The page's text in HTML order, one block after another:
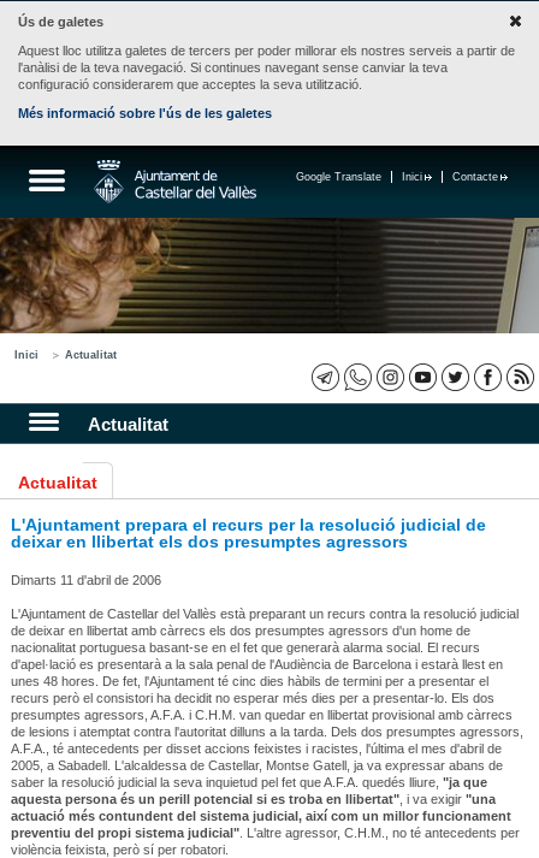
Ús de galetes
Aquest lloc utilitza galetes de tercers per poder millorar els nostres serveis a partir de
l'anàlisi de la teva navegació. Si continues navegant sense canviar la teva
configuració considerarem que acceptes la seva utilització.
Més informació sobre l'ús de les galetes
Contacte
Inici
Google Translate
Inici Actualitat
Actualitat
Actualitat
L'Ajuntament prepara el recurs per la resolució judicial de
deixar en llibertat els dos presumptes agressors
Dimarts 11 d'abril de 2006
L'Ajuntament de Castellar del Vallès està preparant un recurs contra la resolució judicial
de deixar en llibertat amb càrrecs els dos presumptes agressors d'un home de
nacionalitat portuguesa basant-se en el fet que generarà alarma social. El recurs
d'apel·lació es presentarà a la sala penal de l'Audiència de Barcelona i estarà llest en
unes 48 hores. De fet, l'Ajuntament té cinc dies hàbils de termini per a presentar el
recurs però el consistori ha decidit no esperar més dies per a presentar-lo. Els dos
presumptes agressors, A.F.A. i C.H.M. van quedar en llibertat provisional amb càrrecs
de lesions i atemptat contra l'autoritat dilluns a la tarda. Dels dos presumptes agressors,
A.F.A., té antecedents per disset accions feixistes i racistes, l'última el mes d'abril de
2005, a Sabadell. L'alcaldessa de Castellar, Montse Gatell, ja va expressar abans de
saber la resolució judicial la seva inquietud pel fet que A.F.A. quedés lliure, "ja que
aquesta persona és un perill potencial si es troba en llibertat", i va exigir "una
actuació més contundent del sistema judicial, així com un millor funcionament
preventiu del propi sistema judicial". L'altre agressor, C.H.M., no té antecedents per
violència feixista, però sí per robatori.